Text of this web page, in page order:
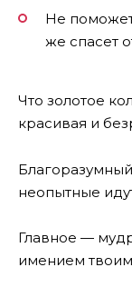
Не
же спасет
Что золотое
красивая и
неопытные
Главное —
имением